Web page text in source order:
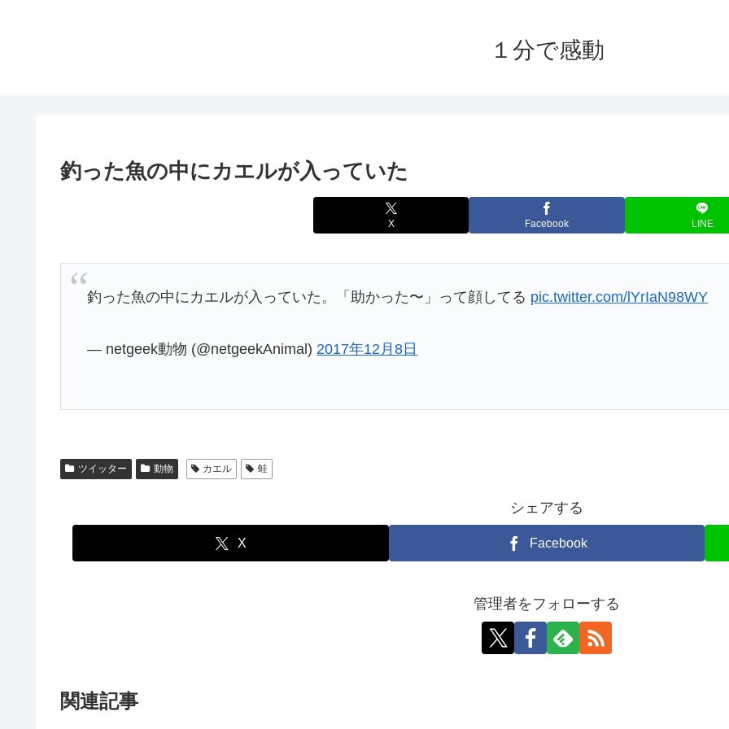
１分で感動
釣った魚の中にカエルが入っていた
X Facebook LINE
釣った魚の中にカエルが入っていた。「助かった〜」って顔してる pic.twitter.com/lYrIaN98WY
— netgeek動物 (@netgeekAnimal) 2017年12月8日
ツイッター 動物 カエル 蛙
シェアする
X Facebook
管理者をフォローする
関連記事